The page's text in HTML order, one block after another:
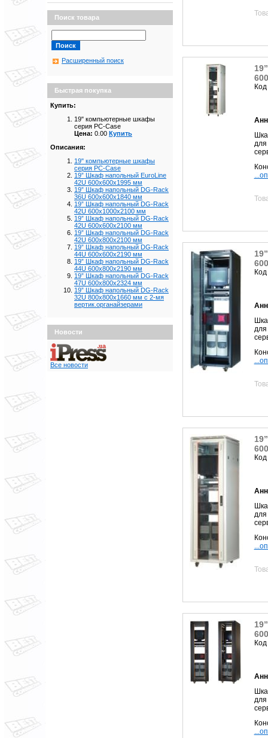
Поиск товара
Расширенный поиск
Быстрая покупка
Купить:
19" компьютерные шкафы
серия PC-Case
Цена: 0.00 Купить
Описания:
19" компьютерные шкафы
серия PC-Case
19” Шкаф напольный EuroLine
42U 600x600x1995 мм
19” Шкаф напольный DG-Rack
36U 600x600x1840 мм
19” Шкаф напольный DG-Rack
42U 600x1000x2100 мм
19” Шкаф напольный DG-Rack
42U 600x600x2100 мм
19” Шкаф напольный DG-Rack
42U 600x800x2100 мм
19” Шкаф напольный DG-Rack
44U 600x600x2190 мм
19” Шкаф напольный DG-Rack
44U 600x800x2190 мм
19” Шкаф напольный DG-Rack
47U 600x800x2324 мм
19” Шкаф напольный DG-Rack
32U 800x800x1660 мм с 2-мя
вертик.органайзерами
Новости
Все новости
для
для
для
для